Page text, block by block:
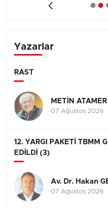
Yazarlar
RAST
METİN ATAMER
07 Ağustos 2026
12. YARGI PAKETİ TBMM
EDİLDİ (3)
Av. Dr. Hakan
07 Ağustos 2026